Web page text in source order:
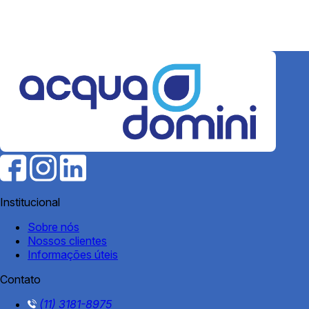
Institucional
Sobre nós
Nossos clientes
Informações úteis
Contato
(11) 3181-8975